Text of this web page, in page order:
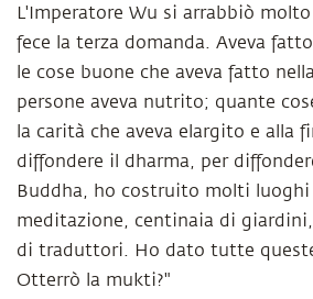
L'Imperatore Wu si arrabbiò
fece la terza domanda. Aveva
le cose buone che aveva fatto
persone aveva nutrito; quante
la carità che aveva elargito e alla
diffondere il dharma, per
Buddha, ho costruito molti luoghi
meditazione, centinaia di
di traduttori. Ho dato tutte
Otterrò la mukti?"